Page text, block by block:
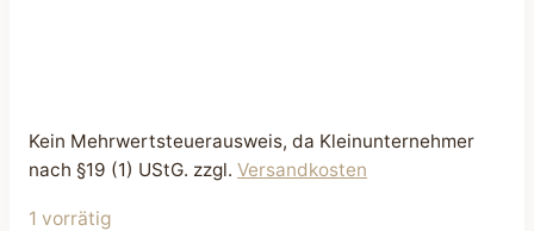
Kein Mehrwertsteuerausweis, da Kleinunternehmer
nach §19 (1) UStG. zzgl. Versandkosten
1 vorrätig